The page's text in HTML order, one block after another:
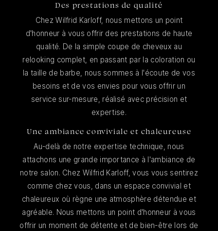
Des prestations de qualité
Chez Wilfrid Karloff, nous mettons un point
d'honneur à vous offrir des prestations de haute
qualité. De la simple coupe de cheveux au
relooking complet, en passant par la coloration ou
la taille de barbe, nous sommes à l'écoute de vos
besoins et de vos envies pour vous offrir un
service sur-mesure, réalisé avec précision et
expertise.
Une ambiance conviviale et chaleureuse
Au-delà de notre expertise technique, nous
attachons une grande importance à l'ambiance de
notre salon. Chez Wilfrid Karloff, vous vous sentirez
comme chez vous, dans un espace convivial et
chaleureux où règne une atmosphère détendue et
agréable. Nous mettons un point d'honneur à vous
offrir un moment de détente et de bien-être lors de